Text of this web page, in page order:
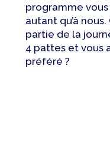
programme
autant qu’à
partie de la
4 pattes et vous
préféré ?